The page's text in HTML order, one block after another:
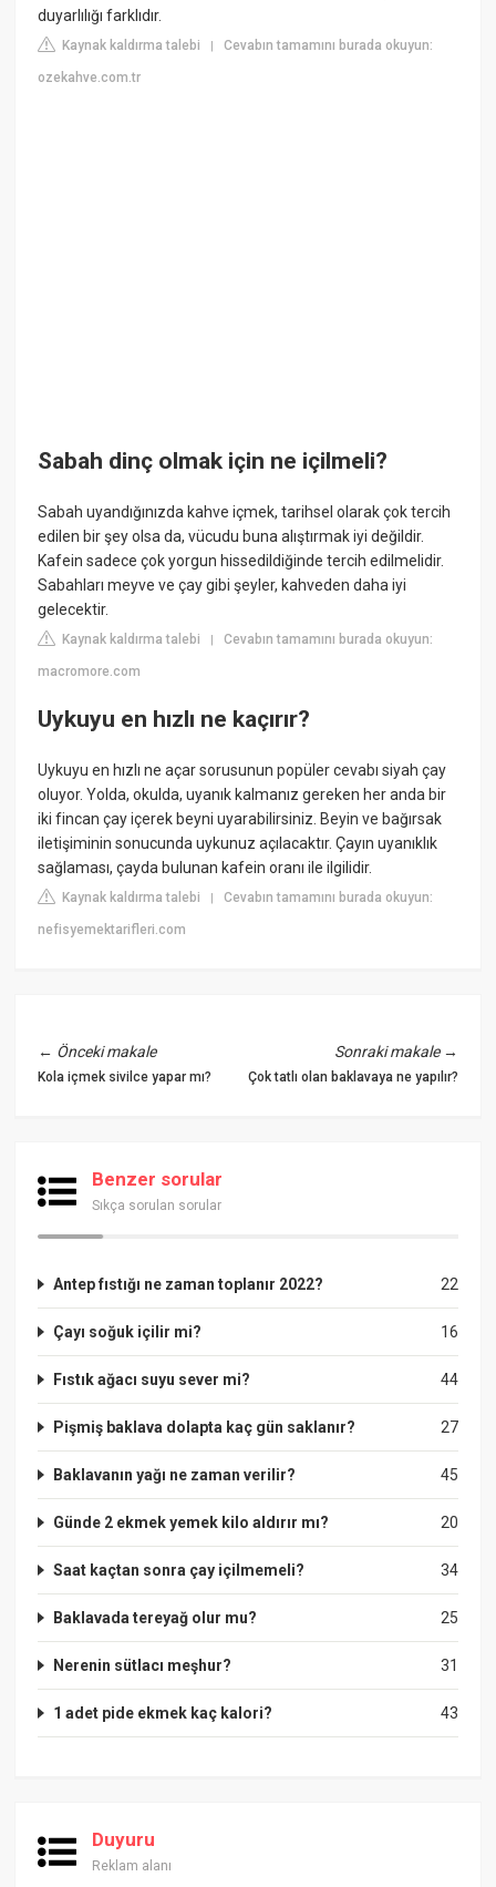
duyarlılığı farklıdır.
Kaynak kaldırma talebi |Cevabın tamamını burada okuyun:
ozekahve.com.tr
Sabah dinç olmak için ne içilmeli?
Sabah uyandığınızda kahve içmek, tarihsel olarak çok tercih
edilen bir şey olsa da, vücudu buna alıştırmak iyi değildir.
Kafein sadece çok yorgun hissedildiğinde tercih edilmelidir.
Sabahları meyve ve çay gibi şeyler, kahveden daha iyi
gelecektir.
Kaynak kaldırma talebi |Cevabın tamamını burada okuyun:
macromore.com
Uykuyu en hızlı ne kaçırır?
Uykuyu en hızlı ne açar sorusunun popüler cevabı siyah çay
oluyor. Yolda, okulda, uyanık kalmanız gereken her anda bir
iki fincan çay içerek beyni uyarabilirsiniz. Beyin ve bağırsak
iletişiminin sonucunda uykunuz açılacaktır. Çayın uyanıklık
sağlaması, çayda bulunan kafein oranı ile ilgilidir.
Kaynak kaldırma talebi |Cevabın tamamını burada okuyun:
nefisyemektarifleri.com
← Önceki makale
Kola içmek sivilce yapar mı?
Sonraki makale→
Çok tatlı olan baklavaya ne yapılır?
Benzer sorular
Sıkça sorulan sorular
22
Antep fıstığı ne zaman toplanır 2022?
16
Çayı soğuk içilir mi?
44
Fıstık ağacı suyu sever mi?
27
Pişmiş baklava dolapta kaç gün saklanır?
45
Baklavanın yağı ne zaman verilir?
20
Günde 2 ekmek yemek kilo aldırır mı?
34
Saat kaçtan sonra çay içilmemeli?
25
Baklavada tereyağ olur mu?
31
Nerenin sütlacı meşhur?
43
1 adet pide ekmek kaç kalori?
Duyuru
Reklam alanı